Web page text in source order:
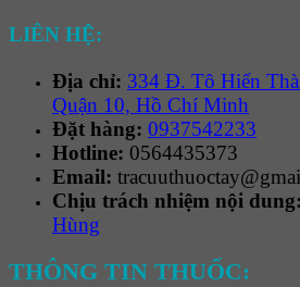
LIÊN HỆ:
Địa chỉ: 334 Đ. Tô Hiến
Quận 10, Hồ Chí Minh
Đặt hàng: 0937542233
Hotline: 0564435373
Email:
Chịu trách nhiệm nội dung:
Hùng
THÔNG TIN THUỐC: